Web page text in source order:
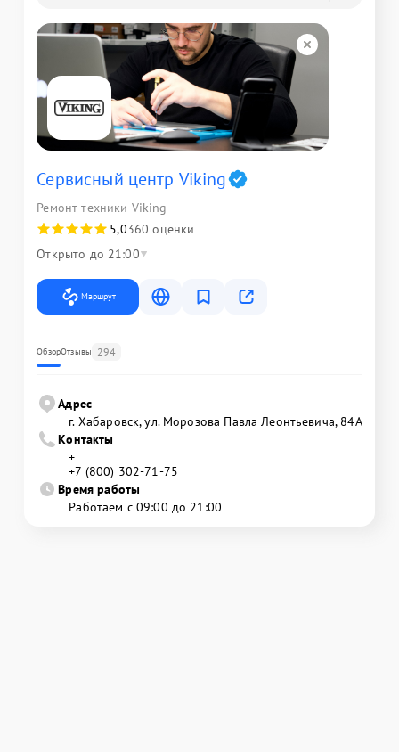
Сервисный центр Viking
Ремонт техники Viking
5,0360 оценки
Открыто до 21:00
Маршрут
ОбзорОтзывы 294
Адрес
г. Хабаровск, ул. Морозова Павла Леонтьевича, 84А
Контакты
+
+7 (800) 302-71-75
Время работы
Работаем с 09:00 до 21:00